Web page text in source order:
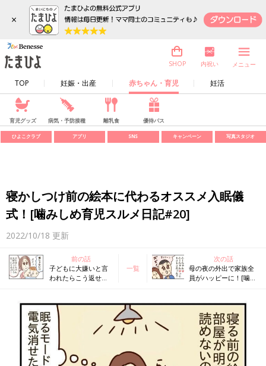
×
TOP 妊娠・出産 赤ちゃん・育児 妊活
SHOP 内祝い メニュー
育児グッズ 病気・予防接種 離乳食 優待パス
ひよこクラブ アプリ SNS キャンペーン 写真スタジオ
寝かしつけ前の絵本に代わるオススメ入眠儀
式！[噛みしめ育児スルメ日記#20]
2022/10/18 更新
前の話
子どもに大嫌いと言
われたらこう返せば
一覧
次の話
母の夜の外出で家族全
員がハッピーに！[噛み